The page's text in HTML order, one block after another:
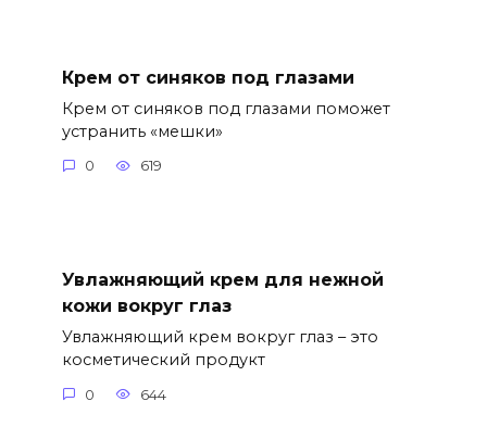
Крем от синяков под глазами
Крем от синяков под глазами поможет
устранить «мешки»
0 619
Увлажняющий крем для нежной
кожи вокруг глаз
Увлажняющий крем вокруг глаз – это
косметический продукт
0 644